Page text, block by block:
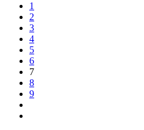
1
2
3
4
5
6
7
8
9